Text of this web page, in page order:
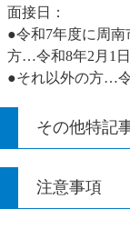
面接日：
●令和7年度に周
方…令和8年2月1
●それ以外の方…
その他特記
注意事項